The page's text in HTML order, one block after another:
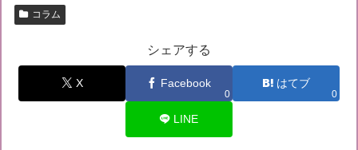
コラム
シェアする
X Facebook
0
はてブ
0
LINE